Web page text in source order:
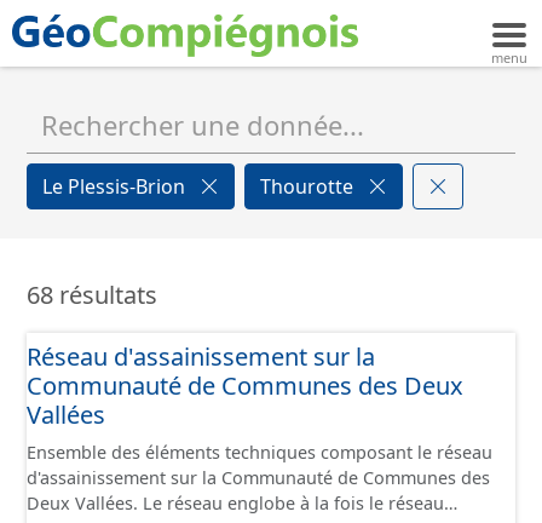
Le Plessis-Brion Thourotte
68 résultats
Réseau d'assainissement sur la
Communauté de Communes des Deux
Vallées
Ensemble des éléments techniques composant le réseau
d'assainissement sur la Communauté de Communes des
Deux Vallées. Le réseau englobe à la fois le réseau